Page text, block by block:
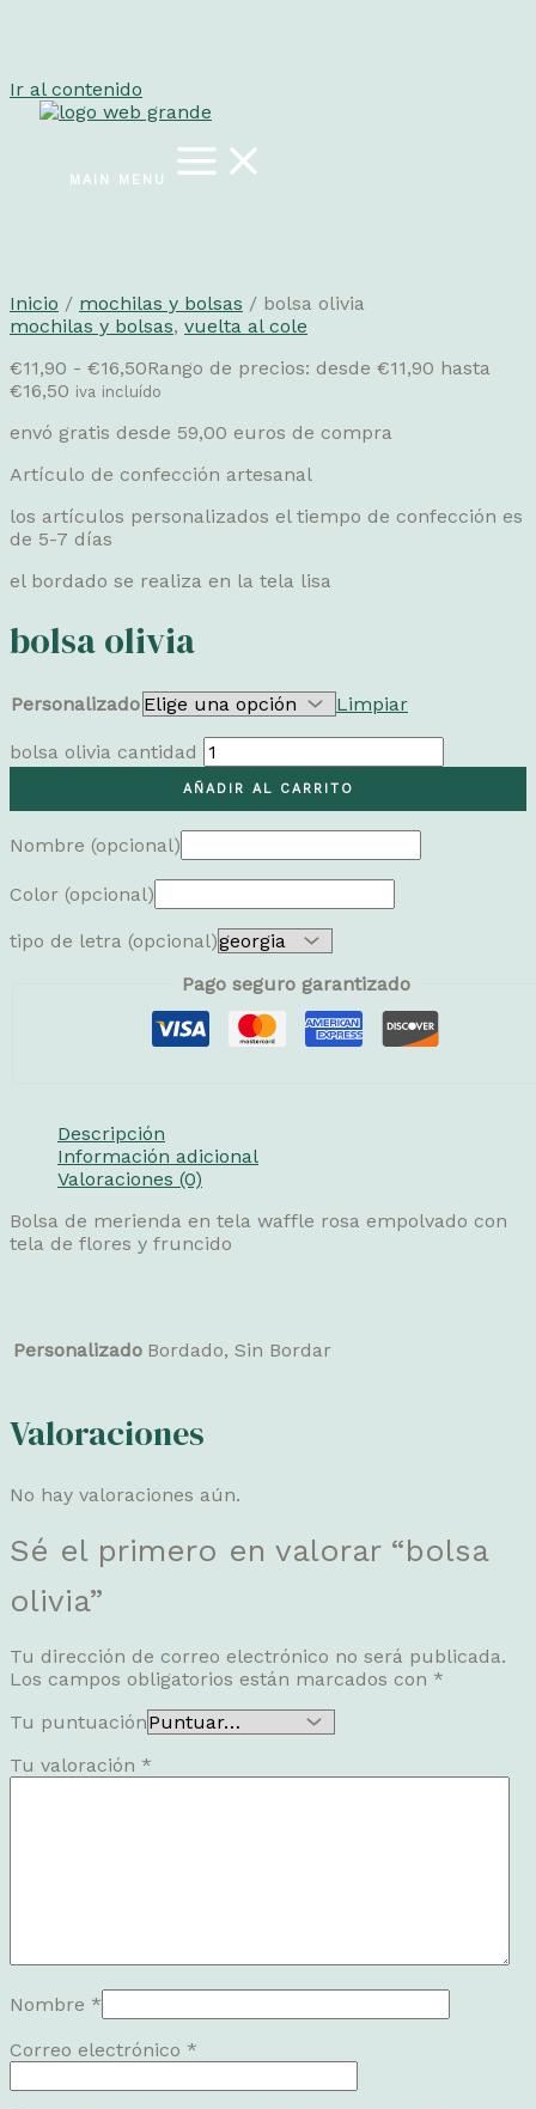
Ir al contenido
MAIN MENU
Inicio / mochilas y bolsas / bolsa olivia
mochilas y bolsas, vuelta al cole
€11,90 - €16,50Rango de precios: desde €11,90 hasta
€16,50 iva incluído
envó gratis desde 59,00 euros de compra
Artículo de confección artesanal
los artículos personalizados el tiempo de confección es
de 5-7 días
el bordado se realiza en la tela lisa
bolsa olivia
Personalizado Limpiar
bolsa olivia cantidad
AÑADIR AL CARRITO
Nombre (opcional)
Color (opcional)
tipo de letra (opcional)
Pago seguro garantizado
Descripción
Información adicional
Valoraciones (0)
Bolsa de merienda en tela waffle rosa empolvado con
tela de flores y fruncido
Personalizado Bordado, Sin Bordar
Valoraciones
No hay valoraciones aún.
Sé el primero en valorar “bolsa
olivia”
Tu dirección de correo electrónico no será publicada.
Los campos obligatorios están marcados con *
Tu puntuación
Tu valoración *
Nombre *
Correo electrónico *